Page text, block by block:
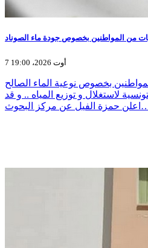
من المواطنين بخصوص جودة ماء الصوناد
7 أوت 2026، 19:00
بخصوص نوعية الماء الصالح
لاستغلال و توزيع المياه .. و قد
عن مركز البحوث…